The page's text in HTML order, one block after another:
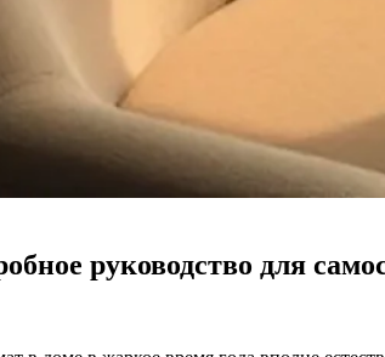
руководство для